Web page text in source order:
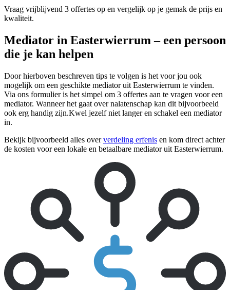
Vraag vrijblijvend 3 offertes op en vergelijk op je gemak de prijs en
kwaliteit.
Mediator in Easterwierrum – een persoon
die je kan helpen
Door hierboven beschreven tips te volgen is het voor jou ook
mogelijk om een geschikte mediator uit Easterwierrum te vinden.
Via ons formulier is het simpel om 3 offertes aan te vragen voor een
mediator. Wanneer het gaat over nalatenschap kan dit bijvoorbeeld
ook erg handig zijn.Kwel jezelf niet langer en schakel een mediator
in.
Bekijk bijvoorbeeld alles oververdeling erfenis en kom direct achter
de kosten voor een lokale en betaalbare mediator uit Easterwierrum.